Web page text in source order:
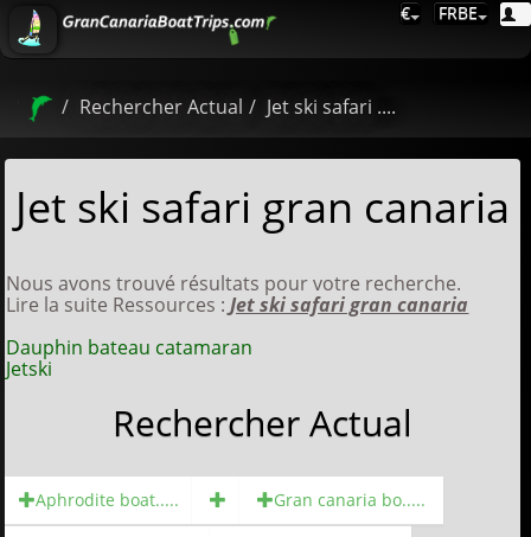
€ FRBE
Rechercher Actual Jet ski safari ....
Jet ski safari gran canaria
Nous avons trouvé résultats pour votre recherche.
Lire la suite Ressources :Jet ski safari gran canaria
Dauphin bateau catamaran
Jetski
Rechercher Actual
Aphrodite boat..... Gran canaria bo.....